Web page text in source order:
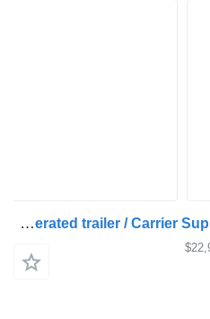
Rohr refrigerated trailer / Carrier Supra 850 / Tail lift Bär 2500 kg